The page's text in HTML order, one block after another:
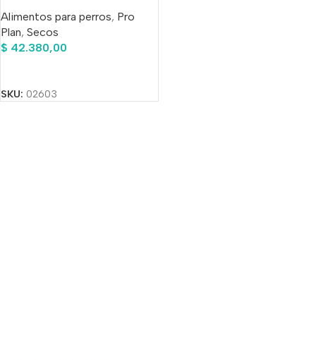
Alimentos para perros, Pro
Plan, Secos
$ 42.380,00
SKU: 02603